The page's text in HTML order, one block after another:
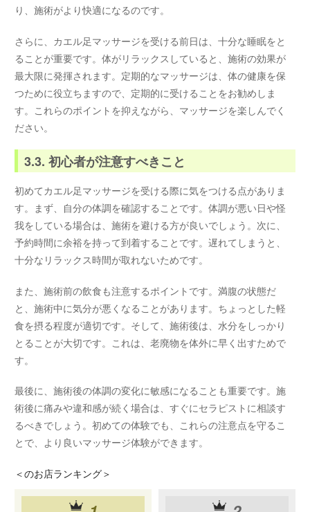
り、施術がより快適になるのです。
さらに、カエル足マッサージを受ける前日は、十分な睡眠をと
ることが重要です。体がリラックスしていると、施術の効果が
最大限に発揮されます。定期的なマッサージは、体の健康を保
つために役立ちますので、定期的に受けることをお勧めしま
す。これらのポイントを抑えながら、マッサージを楽しんでく
ださい。
3.3. 初心者が注意すべきこと
初めてカエル足マッサージを受ける際に気をつける点がありま
す。まず、自分の体調を確認することです。体調が悪い日や怪
我をしている場合は、施術を避ける方が良いでしょう。次に、
予約時間に余裕を持って到着することです。遅れてしまうと、
十分なリラックス時間が取れないためです。
また、施術前の飲食も注意するポイントです。満腹の状態だ
と、施術中に気分が悪くなることがあります。ちょっとした軽
食を摂る程度が適切です。そして、施術後は、水分をしっかり
とることが大切です。これは、老廃物を体外に早く出すためで
す。
最後に、施術後の体調の変化に敏感になることも重要です。施
術後に痛みや違和感が続く場合は、すぐにセラピストに相談す
るべきでしょう。初めての体験でも、これらの注意点を守るこ
とで、より良いマッサージ体験ができます。
＜のお店ランキング＞